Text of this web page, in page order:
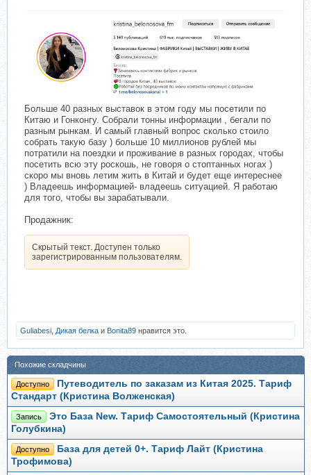
Больше 40 разных выставок в этом году мы посетили по
Китаю и Гонконгу. Собрали тонны информации , бегали по
разным рынкам. И самый главный вопрос сколько стоило
собрать такую базу ) больше 10 миллионов рублей мы
потратили на поездки и проживание в разных городах, чтобы
посетить всю эту роскошь, не говоря о стоптанных ногах )
скоро мы вновь летим жить в Китай и будет еще интереснее
) Владеешь информацией- владеешь ситуацией. Я работаю
для того, чтобы вы зарабатывали.
Продажник:
Скрытый текст. Доступен только
зарегистрированным пользователям.
Guliabesi Дикая белка и Bonita89 нравится это.
Похожие складчины
Доступно
Путеводитель по заказам из Китая 2025. Тариф
Стандарт (Кристина Волженская)
Запись
Это База New. Тариф Самостоятельный (Кристина
Голубкина)
Доступно
База для детей 0+. Тариф Лайт (Кристина
Трофимова)